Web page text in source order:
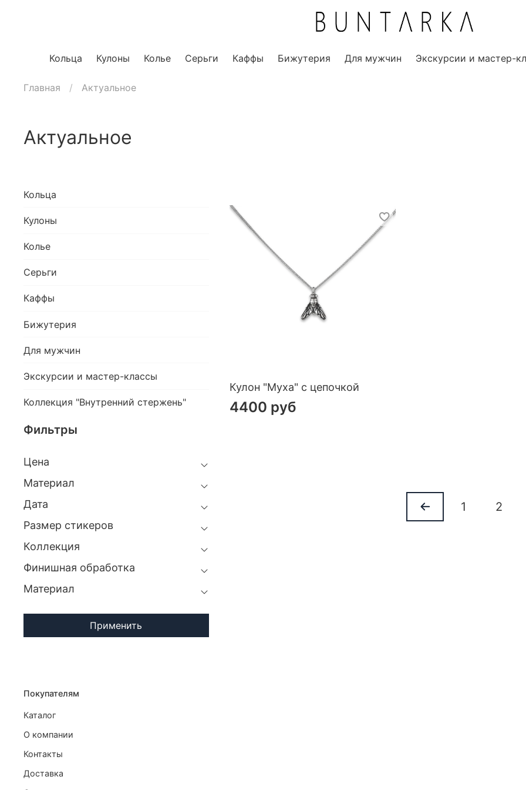
Кольца Кулоны Колье Серьги Каффы Бижутерия Для мужчин Экскурсии и мастер-
Главная Актуальное
Актуальное
Кулон "Муха" с цепочкой
4400 руб
1 2
Кольца
Кулоны
Колье
Серьги
Каффы
Бижутерия
Для мужчин
Экскурсии и мастер-классы
Коллекция "Внутренний стержень"
Фильтры
Цена
Материал
Дата
Размер стикеров
Коллекция
Финишная обработка
Материал
Применить
Покупателям
Каталог
О компании
Контакты
Доставка